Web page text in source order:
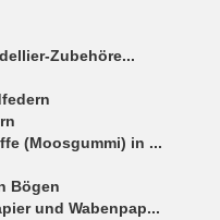
Zubehöre...
(Moosgummi) in ...
Bögen
und Wabenpap...